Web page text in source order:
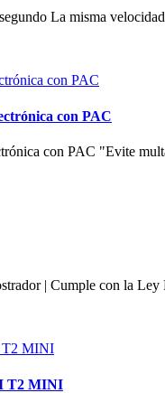
La misma
con PAC
con PAC "Evite
| Cumple con la
T2 MINI